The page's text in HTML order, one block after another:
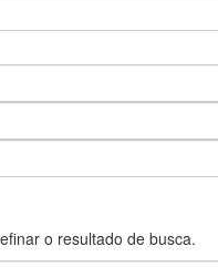
o resultado de busca.